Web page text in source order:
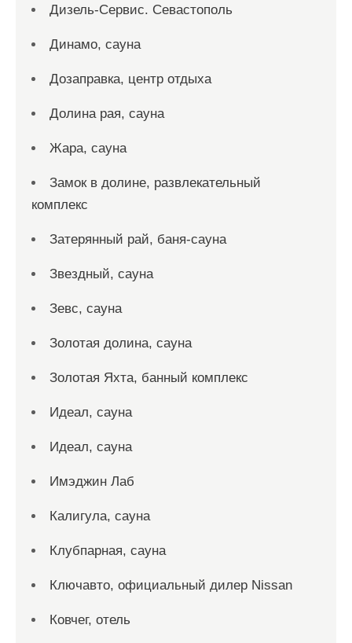
Дизель-Сервис. Севастополь
Динамо, сауна
Дозаправка, центр отдыха
Долина рая, сауна
Жара, сауна
Замок в долине, развлекательный
комплекс
Затерянный рай, баня-сауна
Звездный, сауна
Зевс, сауна
Золотая долина, сауна
Золотая Яхта, банный комплекс
Идеал, сауна
Идеал, сауна
Имэджин Лаб
Калигула, сауна
Клубпарная, сауна
Ключавто, официальный дилер Nissan
Ковчег, отель